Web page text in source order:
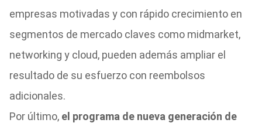
empresas motivadas y con rápido crecimiento en
segmentos de mercado claves como midmarket,
networking y cloud, pueden además ampliar el
resultado de su esfuerzo con reembolsos
adicionales.
Por último, el programa de nueva generación de